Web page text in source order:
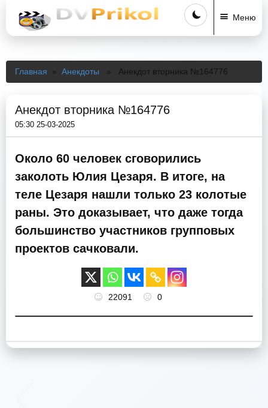
Меню
Главная » Анекдоты » Анекдот вторника №164776
Анекдот вторника №164776
05:30 25-03-2025
Около 60 человек сговорились
заколоть Юлия Цезаря. В итоге, на
теле Цезаря нашли только 23 колотые
раны. Это доказывает, что даже тогда
большинство участников групповых
проектов сачковали.
22091 0